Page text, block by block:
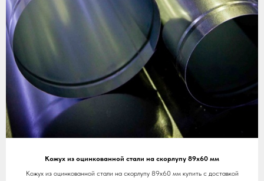
Кожух из оцинкованной стали на скорлупу 89х60 мм
Кожух из оцинкованной стали на скорлупу 89х60 мм купить с доставкой